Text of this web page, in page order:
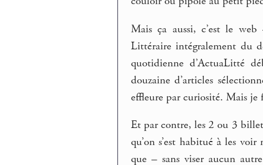
Mais ça aussi, c’est le
Littéraire intégralement du
quotidienne d’ActuaLitté
douzaine d’articles
effleure par curiosité. Mais je
Et par contre, les 2 ou 3
qu’on s’est habitué à les
que – sans viser aucun